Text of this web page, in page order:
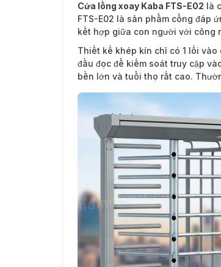
Cửa lồng xoay Kaba FTS-E02 là
FTS-E02 là sản phẩm cổng đáp
kết hợp giữa con người với công
Thiết kế khép kín chỉ có 1 lối
đầu đọc để kiếm soát truy cập
bền lớn và tuổi thọ rất cao.